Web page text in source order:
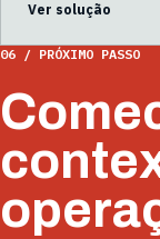
Ver solução
06 / PRÓXIMO PASSO